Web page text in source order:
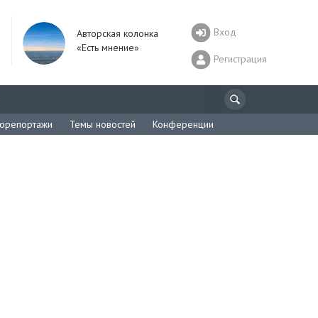
Авторская колонка
«Есть мнение»
Вход
Регистрация
Темы новостей Конференции